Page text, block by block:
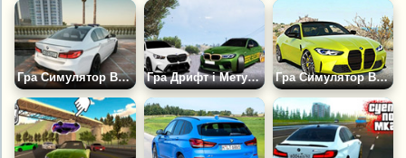
Гра Симулятор BMW: Дрифт і Метушня Гра Дрифт і Метушня на BMW M5 F90 і M5 G90 Гра Симулятор Водіння БМВ